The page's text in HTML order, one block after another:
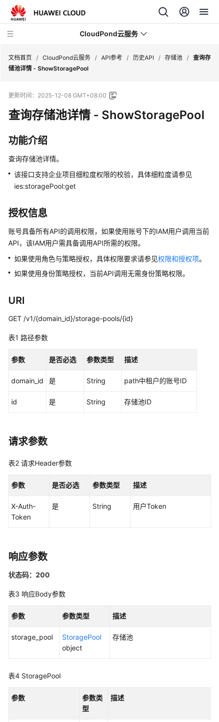
CloudPond云服务
品
介
绍
快
速
入
门
户
指
南
参
考
前
读
览
用
限
和
项
历
API
池
文档首页 / CloudPond云服务 / API参考 / 历史API / 存储池 / 查询存
储池详情 - ShowStoragePool
更新时间： 2025-12-08 GMT+08:00
查询存储池详情 - ShowStoragePool
功能介绍
查询存储池详情。
该接口支持企业项目细粒度权限的校验，具体细粒度请参见
ies:storagePool:get
授权信息
账号具备所有API的调用权限，如果使用账号下的IAM用户调用当前
API，该IAM用户需具备调用API所需的权限。
如果使用角色与策略授权，具体权限要求请参见权限和授权项。
如果使用身份策略授权，当前API调用无需身份策略权限。
URI
GET /v1/{domain_id}/storage-pools/{id}
表1 路径参数
参数 是否必选 参数类型 描述
domain_id 是 String path中租户的账号ID
id 是 String 存储池ID
请求参数
表2 请求Header参数
参数 是否必选 参数类型 描述
X-Auth-
Token
是 String 用户Token
响应参数
状态码：200
表3 响应Body参数
参数 参数类型 描述
storage_pool
StoragePool
object
存储池
表4 StoragePool
参数
参数类
型
描述